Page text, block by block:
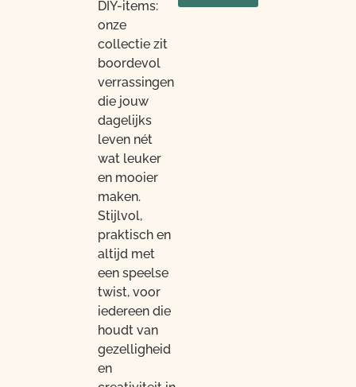
DIY-items:
onze
collectie zit
boordevol
verrassingen
die jouw
dagelijks
leven nét
wat leuker
en mooier
maken.
Stijlvol,
praktisch en
altijd met
een speelse
twist, voor
iedereen die
houdt van
gezelligheid
en